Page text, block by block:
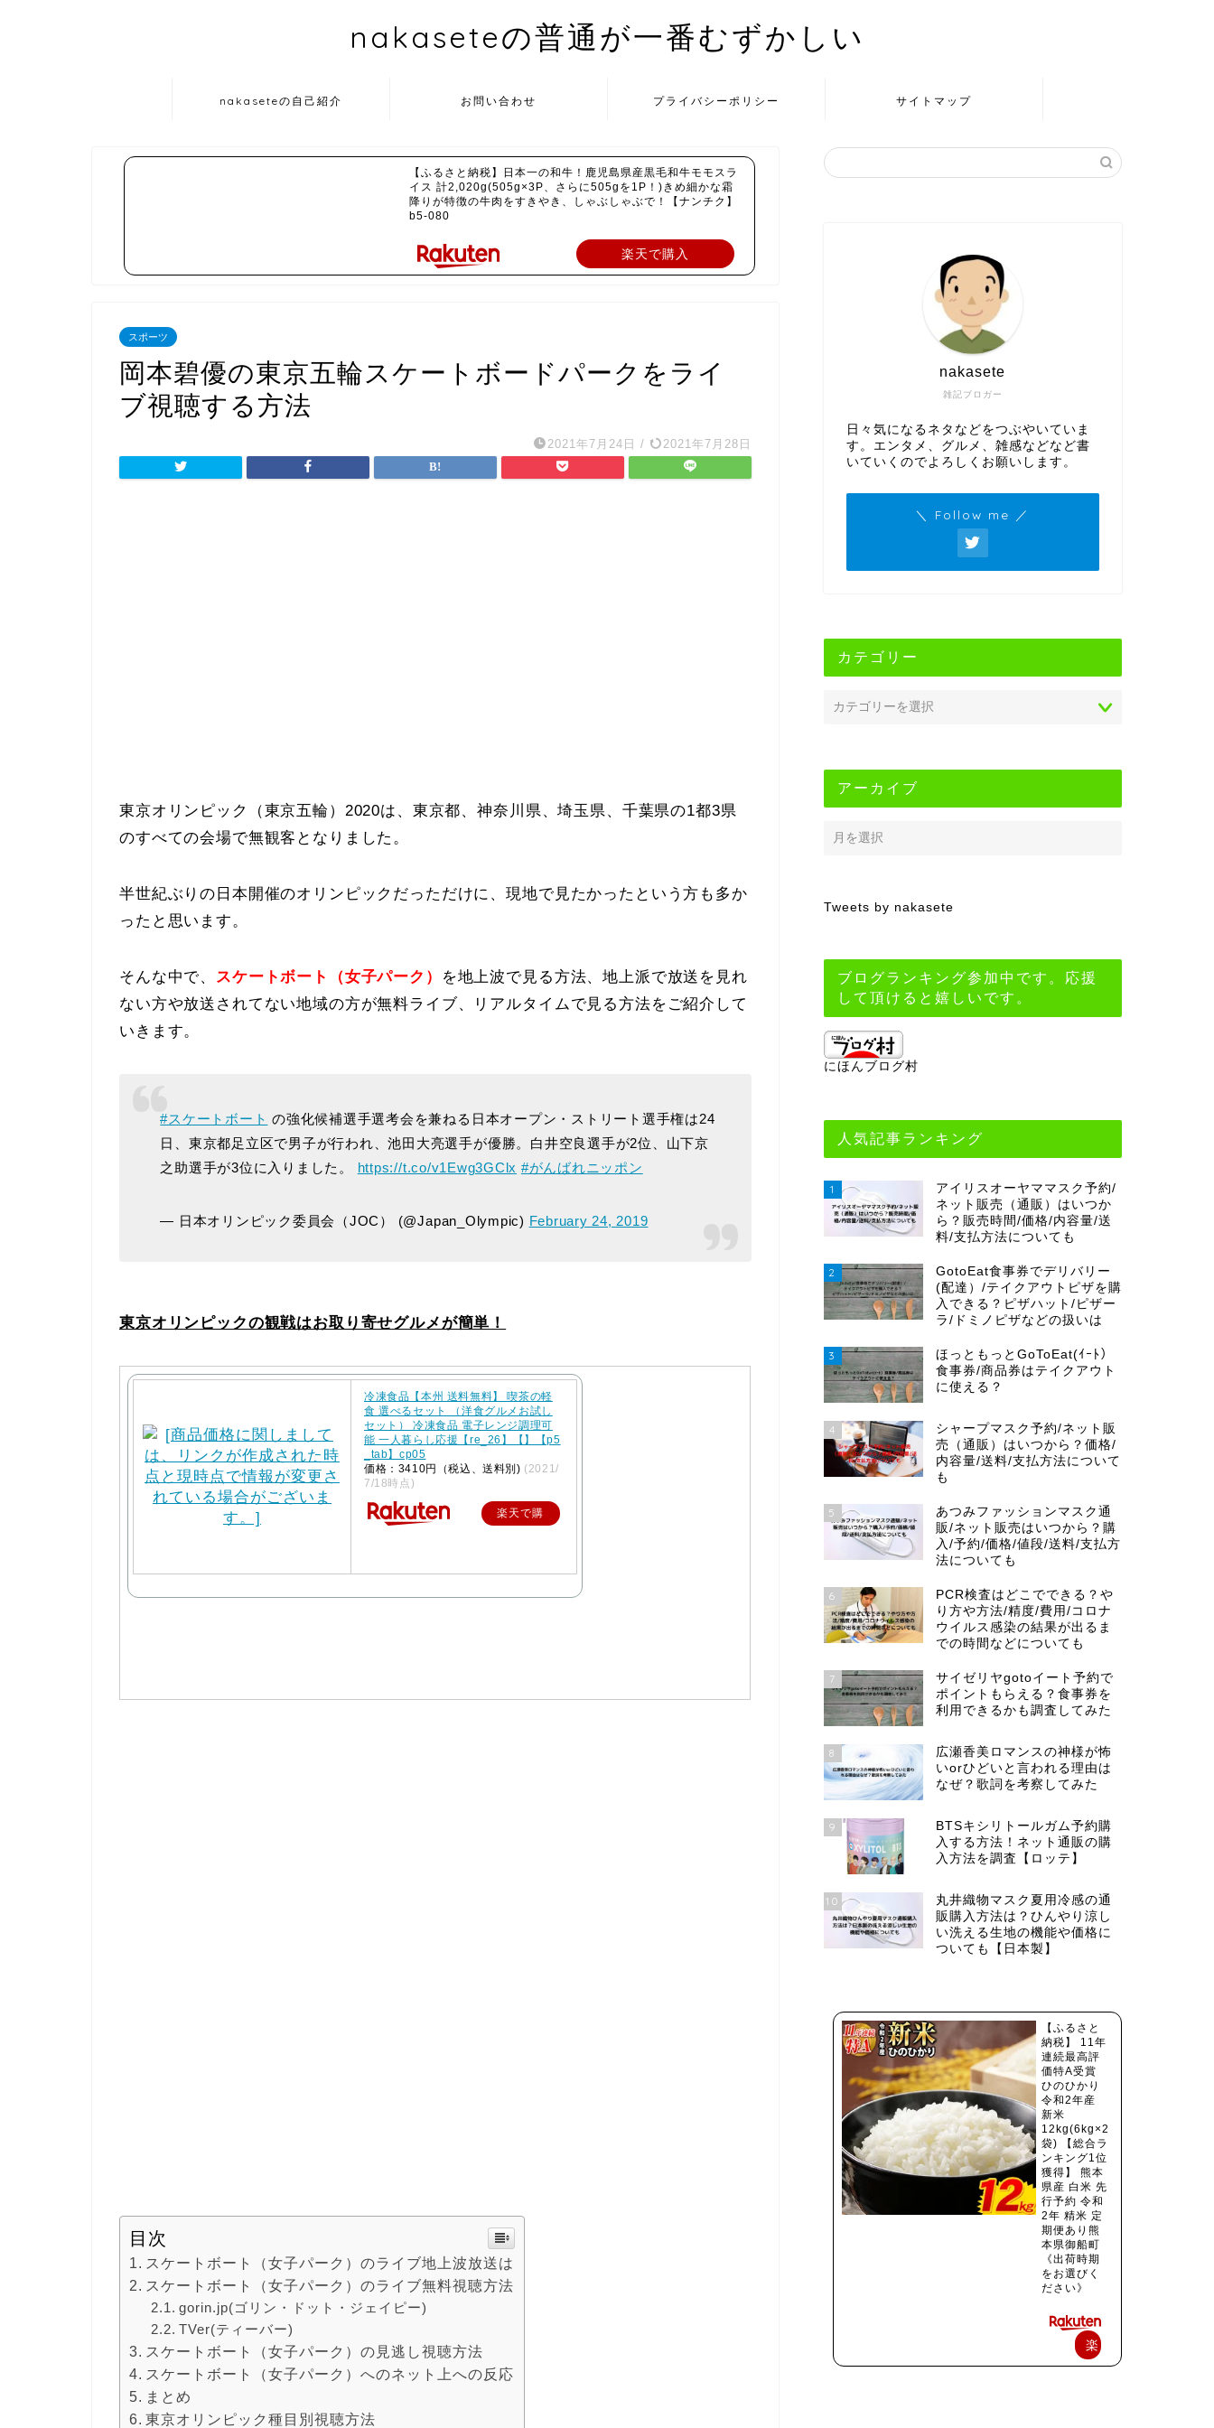
nakaseteの普通が一番むずかしい
nakaseteの自己紹介 お問い合わせ プライバシーポリシー サイトマップ
【ふるさと納税】日本一の和牛！鹿児島県産黒毛和牛モモスラ
イス 計2,020g(505g×3P、さらに505gを1P！)きめ細かな霜
降りが特徴の牛肉をすきやき、しゃぶしゃぶで！【ナンチク】
b5-080
楽天で購入
スポーツ
岡本碧優の東京五輪スケートボードパークをライ
ブ視聴する方法
2021年7月24日 / 2021年7月28日
東京オリンピック（東京五輪）2020は、東京都、神奈川県、埼玉県、千葉県の1都3県
のすべての会場で無観客となりました。
半世紀ぶりの日本開催のオリンピックだっただけに、現地で見たかったという方も多か
ったと思います。
そんな中で、 スケートボート（女子パーク）
を地上波で見る方法、地上派で放送を見れ
ない方や放送されてない地域の方が無料ライブ、リアルタイムで見る方法をご紹介して
いきます。
#スケートボート の強化候補選手選考会を兼ねる日本オープン・ストリート選手権は24
日、東京都足立区で男子が行われ、池田大亮選手が優勝。白井空良選手が2位、山下京
之助選手が3位に入りました。 https://t.co/v1Ewg3GClx #がんばれニッポン
— 日本オリンピック委員会（JOC） (@Japan_Olympic) February 24, 2019
東京オリンピックの観戦はお取り寄せグルメが簡単！
冷凍食品【本州 送料無料】 喫茶の軽
食 選べるセット （洋食グルメお試し
セット） 冷凍食品 電子レンジ調理可
能 一人暮らし応援【re_26】【】【p5
_tab】cp05
価格：3410円（税込、送料別) (2021/
7/18時点)
楽天で購
目次
スケートボート（女子パーク）のライブ地上波放送は
スケートボート（女子パーク）のライブ無料視聴方法
gorin.jp(ゴリン・ドット・ジェイピー)
TVer(ティーバー)
スケートボート（女子パーク）の見逃し視聴方法
スケートボート（女子パーク）へのネット上への反応
まとめ
東京オリンピック種目別視聴方法
雑記ブロガー
nakasete
日々気になるネタなどをつぶやいていま
す。エンタメ、グルメ、雑感などなど書
いていくのでよろしくお願いします。
＼ Follow me ／
カテゴリー
アーカイブ
Tweets by nakasete
ブログランキング参加中です。応援
して頂けると嬉しいです。
にほんブログ村
人気記事ランキング
1
アイリスオーヤママスク予約/
ネット販売（通販）はいつか
ら？販売時間/価格/内容量/送
料/支払方法についても
2
GotoEat食事券でデリバリー
(配達）/テイクアウトピザを購
入できる？ピザハット/ピザー
ラ/ドミノピザなどの扱いは
3
ほっともっとGoToEat(ｲｰﾄ）
食事券/商品券はテイクアウト
に使える？
4
シャープマスク予約/ネット販
売（通販）はいつから？価格/
内容量/送料/支払方法について
も
5
あつみファッションマスク通
販/ネット販売はいつから？購
入/予約/価格/値段/送料/支払方
法についても
6
PCR検査はどこでできる？や
り方や方法/精度/費用/コロナ
ウイルス感染の結果が出るま
での時間などについても
7
サイゼリヤgotoイート予約で
ポイントもらえる？食事券を
利用できるかも調査してみた
8
広瀬香美ロマンスの神様が怖
いorひどいと言われる理由は
なぜ？歌詞を考察してみた
9
BTSキシリトールガム予約購
入する方法！ネット通販の購
入方法を調査【ロッテ】
10
丸井織物マスク夏用冷感の通
販購入方法は？ひんやり涼し
い洗える生地の機能や価格に
ついても【日本製】
【ふるさと
納税】 11年
連続最高評
価特A受賞
ひのひかり
令和2年産
新米
12kg(6kg×2
袋) 【総合ラ
ンキング1位
獲得】 熊本
県産 白米 先
行予約 令和
2年 精米 定
期便あり熊
本県御船町
《出荷時期
をお選びく
ださい》
楽